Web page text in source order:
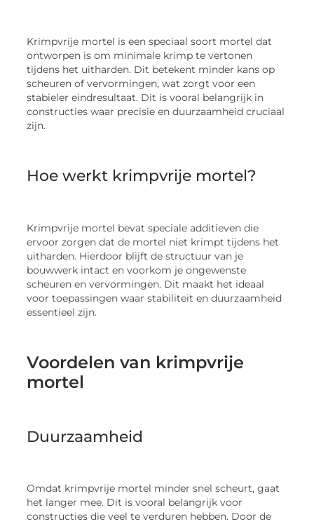
Krimpvrije mortel is een speciaal soort mortel dat
ontworpen is om minimale krimp te vertonen
tijdens het uitharden. Dit betekent minder kans op
scheuren of vervormingen, wat zorgt voor een
stabieler eindresultaat. Dit is vooral belangrijk in
constructies waar precisie en duurzaamheid cruciaal
zijn.
Hoe werkt krimpvrije mortel?
Krimpvrije mortel bevat speciale additieven die
ervoor zorgen dat de mortel niet krimpt tijdens het
uitharden. Hierdoor blijft de structuur van je
bouwwerk intact en voorkom je ongewenste
scheuren en vervormingen. Dit maakt het ideaal
voor toepassingen waar stabiliteit en duurzaamheid
essentieel zijn.
Voordelen van krimpvrije
mortel
Duurzaamheid
Omdat krimpvrije mortel minder snel scheurt, gaat
het langer mee. Dit is vooral belangrijk voor
constructies die veel te verduren hebben. Door de